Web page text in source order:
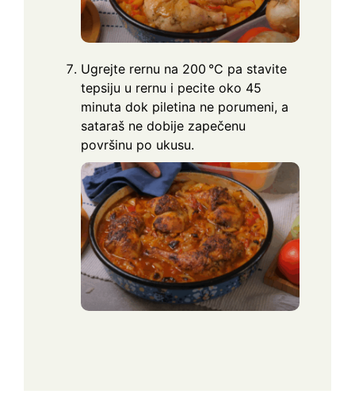
Ugrejte rernu na 200 °C pa stavite
tepsiju u rernu i pecite oko 45
minuta dok piletina ne porumeni, a
sataraš ne dobije zapečenu
površinu po ukusu.